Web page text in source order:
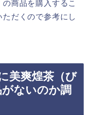
商品を購入するこ
だくので参考にし
美爽煌茶（び
ないのか調